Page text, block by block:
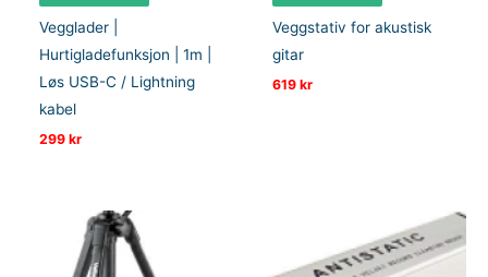
Vegglader |
Hurtigladefunksjon | 1m |
Løs USB-C / Lightning
kabel
299kr
Veggstativ for akustisk
gitar
619kr